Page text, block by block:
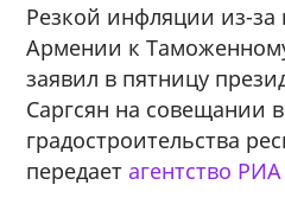
Резкой инфляции из-за
Армении к
заявил в пятницу
Саргсян на совещании
градостроительства
передает агентство